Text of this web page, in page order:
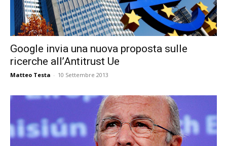
Google invia una nuova proposta sulle
ricerche all’Antitrust Ue
Matteo Testa - 10 Settembre 2013